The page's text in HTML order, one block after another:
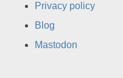
Privacy policy
Blog
Mastodon